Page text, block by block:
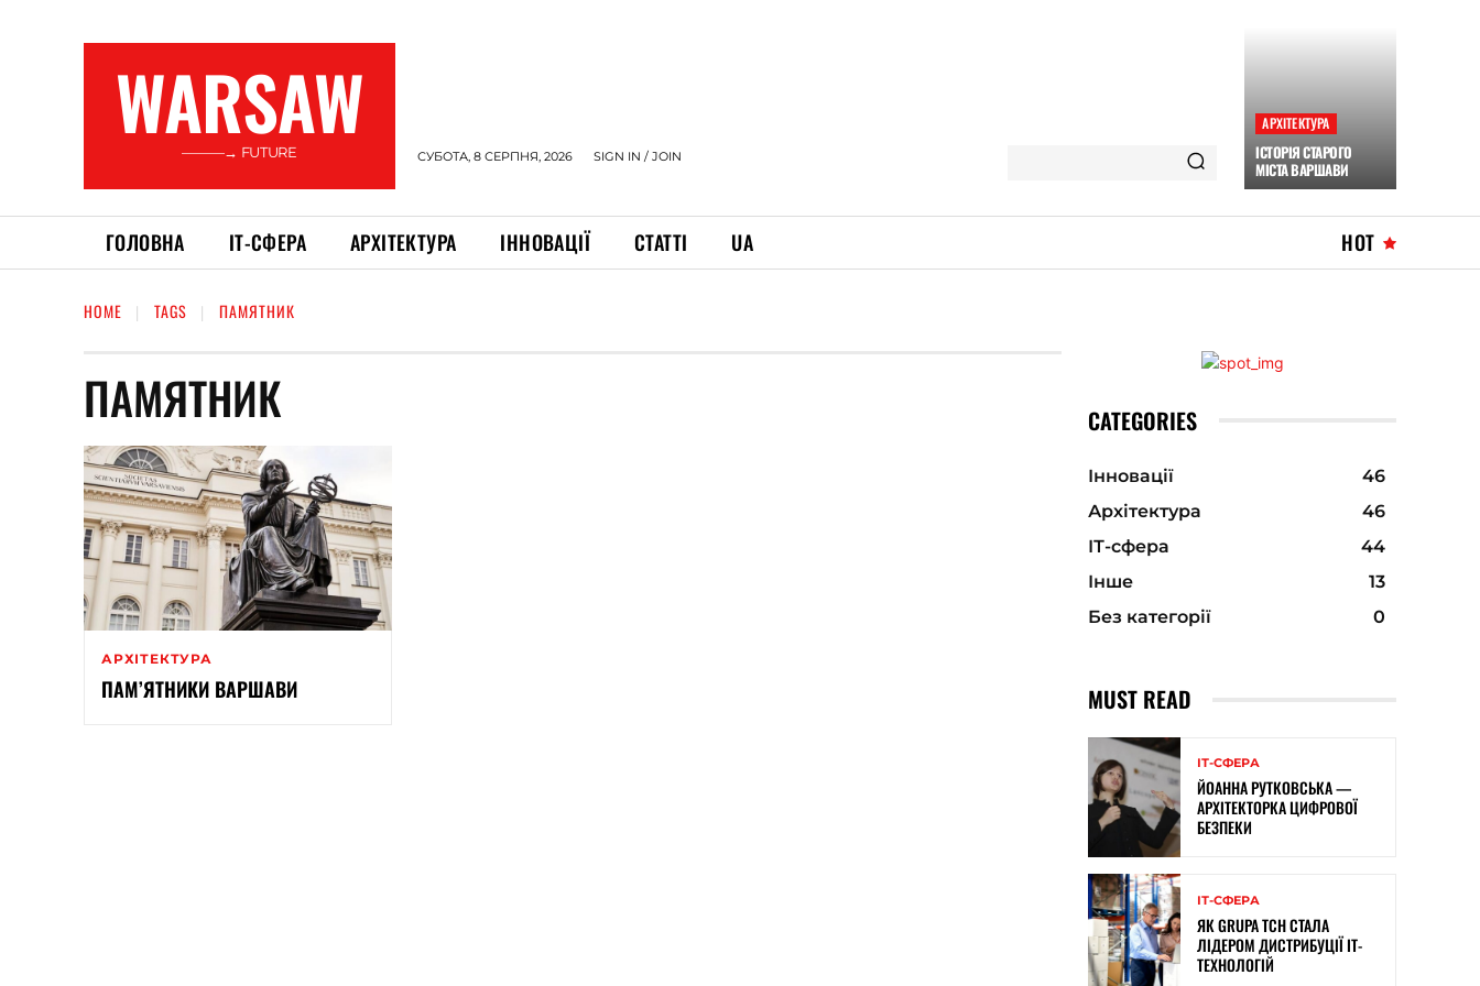
WARSAW
———→ FUTURE СУБОТА, 8 СЕРПНЯ, 2026 SIGN IN / JOIN
АРХІТЕКТУРА
ІСТОРІЯ СТАРОГО
МІСТА ВАРШАВИ
ГОЛОВНА ІТ-СФЕРА АРХІТЕКТУРА ІННОВАЦІЇ СТАТТІ UA HOT
HOME TAGS ПАМЯТНИК
ПАМЯТНИК
АРХІТЕКТУРА
ПАМ’ЯТНИКИ ВАРШАВИ
CATEGORIES
Інновації
46
Архітектура
46
ІТ-сфера
44
Інше
13
Без категорії
0
MUST READ
ІТ-СФЕРА
ЙОАННА РУТКОВСЬКА —
АРХІТЕКТОРКА ЦИФРОВОЇ
БЕЗПЕКИ
ІТ-СФЕРА
ЯК GRUPA TCH СТАЛА
ЛІДЕРОМ ДИСТРИБУЦІЇ IT-
ТЕХНОЛОГІЙ